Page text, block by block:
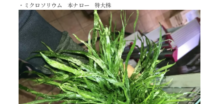
・ミクロソリウム 本ナロー 特大株